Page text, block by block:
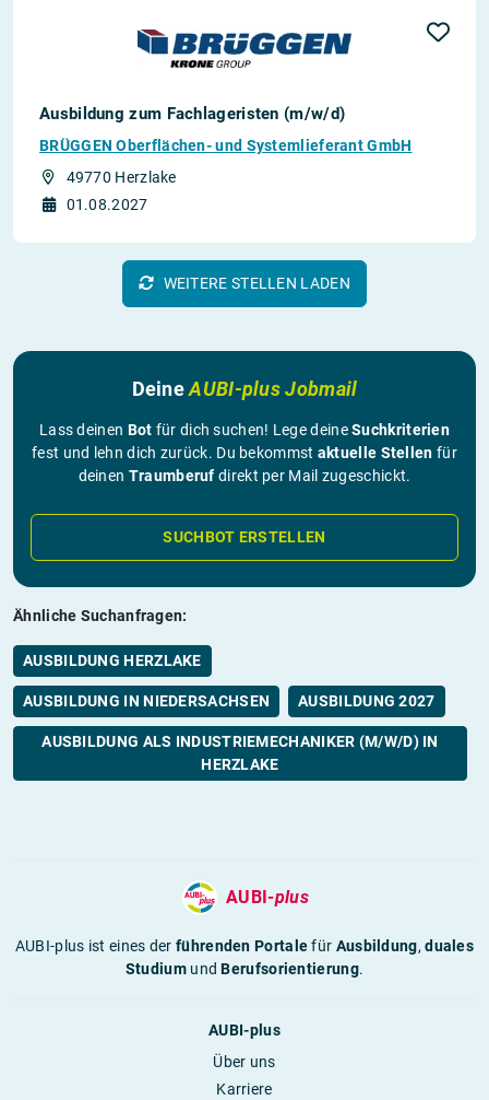
Ausbildung zum Fachlageristen (m/w/d)
BRÜGGEN Oberflächen- und Systemlieferant GmbH
49770 Herzlake
01.08.2027
WEITERE STELLEN LADEN
DeineAUBI-plus Jobmail
Lass deinen Bot für dich suchen! Lege deineSuchkriterien
fest und lehn dich zurück. Du bekommst aktuelle Stellen für
deinen Traumberuf direkt per Mail zugeschickt.
SUCHBOT ERSTELLEN
Ähnliche Suchanfragen:
AUSBILDUNG HERZLAKE
AUSBILDUNG IN NIEDERSACHSEN AUSBILDUNG 2027
AUSBILDUNG ALS INDUSTRIEMECHANIKER (M/W/D) IN
HERZLAKE
AUBI-plus
AUBI-plus ist eines derführenden Portalefür Ausbildung,duales
StudiumundBerufsorientierung.
AUBI-plus
Über uns
Karriere